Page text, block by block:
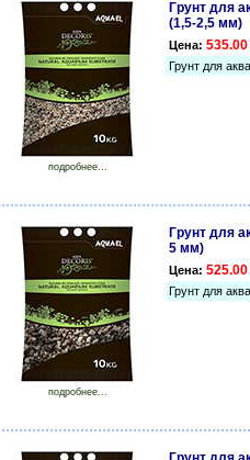
подробнее...
Грунт для
(1,5-2,5 мм)
Цена: 535.00
Грунт для
подробнее...
Грунт для
5 мм)
Цена: 525.00
Грунт для